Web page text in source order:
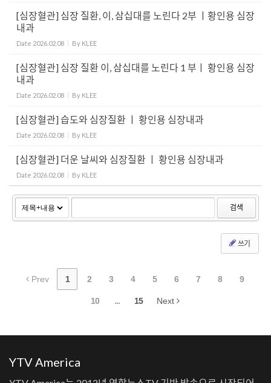
[심장혈관] 심장 질환, 이, 삼십대를 노린다 2부 ㅣ황인용 심장
내과
Date 2026.02.08 By KLEE
[심장혈관] 심장 질환 이, 삼십대를 노린다 1 부ㅣ 황인용 심장
내과
Date 2026.02.08 By KLEE
[심장혈관] 습도와 심장질환 ㅣ 황인용 심장내과
Date 2026.02.08 By KLEE
[심장혈관] 더운 날씨와 심장질환 ㅣ 황인용 심장내과
Date 2026.02.08 By KLEE
검색
쓰기
Prev 1 2 3 4 5 6 7 8 9
10 ... 15 Next
YTV America